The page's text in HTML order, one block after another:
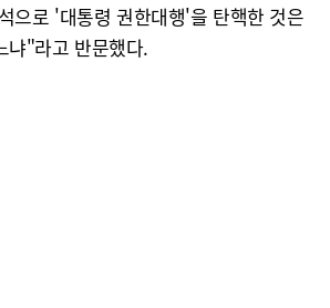
으로 '대통령 권한대행'을 탄핵한 것은
냐"라고 반문했다.